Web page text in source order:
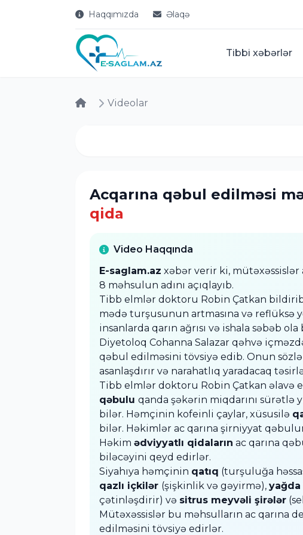
Haqqımızda Əlaqə
Tibbi xəbərlər
Videolar
Acqarına qəbul edilməsi
qida
Video Haqqında
E-saglam.az xəbər verir ki, mütəxəssislər
8 məhsulun adını açıqlayıb.
Tibb elmlər doktoru Robin Çatkan
mədə turşusunun artmasına və reflüksə
insanlarda qarın ağrısı və ishala səbəb ola
Diyetoloq Cohanna Salazar qəhvə
qəbul edilməsini tövsiyə edib. Onun
asanlaşdırır və narahatlıq yaradacaq
Tibb elmlər doktoru Robin Çatkan əlavə
qəbulu qanda şəkərin miqdarını sürətlə
bilər. Həmçinin kofeinli çaylar, xüsusilə
bilər. Həkimlər ac qarına şirniyyat
Həkim ədviyyatlı qidaların ac qarına
biləcəyini qeyd edirlər.
Siyahıya həmçinin qatıq (turşuluğa
qazlı içkilər (şişkinlik və gəyirmə), yağda
çətinləşdirir) və sitrus meyvəli şirələr
Mütəxəssislər bu məhsulların ac qarına
edilməsini tövsiyə edirlər.